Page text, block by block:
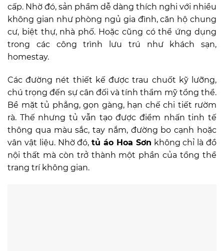
cấp. Nhờ đó, sản phẩm dễ dàng thích nghi với nhiều
không gian như phòng ngủ gia đình, căn hộ chung
cư, biệt thự, nhà phố. Hoặc cũng có thể ứng dụng
trong các công trình lưu trú như khách sạn,
homestay.
Các đường nét thiết kế được trau chuốt kỹ lưỡng,
chú trọng đến sự cân đối và tính thẩm mỹ tổng thể.
Bề mặt tủ phẳng, gọn gàng, hạn chế chi tiết rườm
rà. Thế nhưng tủ vẫn tạo được điểm nhấn tinh tế
thông qua màu sắc, tay nắm, đường bo cạnh hoặc
vân vật liệu. Nhờ đó,tủ áo Hoa Sơn không chỉ là đồ
nội thất mà còn trở thành một phần của tổng thể
trang trí không gian.